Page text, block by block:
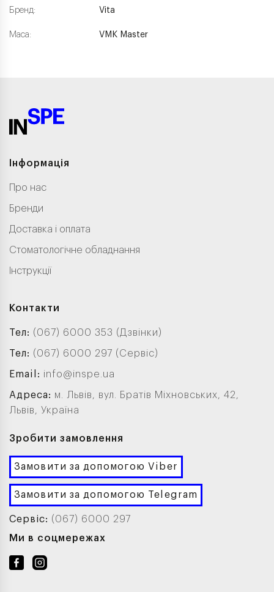
Бренд:
Маса:
Vita
VMK Master
Інформація
Про нас
Бренди
Доставка і оплата
Стоматологічне обладнання
Інструкції
Контакти
Тел: (067) 6000 353 (Дзвінки)
Тел: (067) 6000 297 (Сервіс)
Email: info@inspe.ua
Адреса: м. Львів, вул. Братів Міхновських, 42,
Львів, Україна
Зробити замовлення
Замовити за допомогою Viber
Замовити за допомогою Telegram
Сервіс: (067) 6000 297
Ми в соцмережах